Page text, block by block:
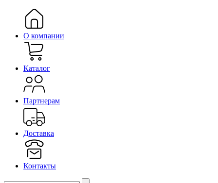
О компании
Каталог
Партнерам
Доставка
Контакты